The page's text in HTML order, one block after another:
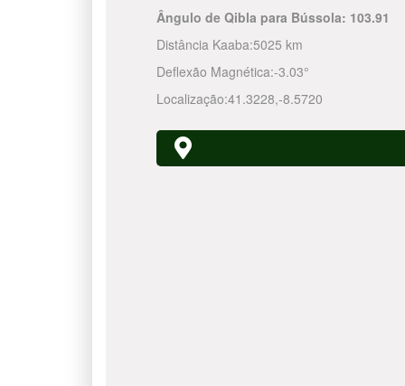
Ângulo de Qibla para Bússola: 103.91
Distância Kaaba:5025 km
Deflexão Magnética:-3.03°
Localização:41.3228,-8.5720